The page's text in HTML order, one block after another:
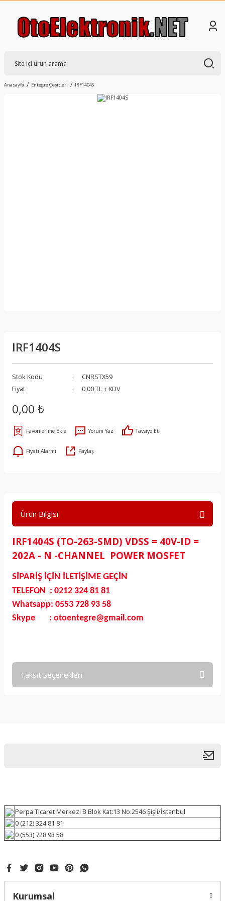
Anasayfa Entegre Çeşitleri IRF1404S
IRF1404S
Stok Kodu
CNRSTX59
Fiyat
0,00 TL + KDV
0,00 ₺
Yorum Yaz Tavsiye Et
Fiyatı Alarmı Paylaş
Ürün Bilgisi
IRF1404S (TO-263-SMD) VDSS = 40V-ID =
202A - N -CHANNEL POWER MOSFET
SİPARİŞ İÇİN İLETİŞİME GEÇİN
TELEFON : 0212 324 81 81
Whatsapp: 0553 728 93 58
Skype : otoentegre@gmail.com
Taksit Seçenekleri
Perpa Ticaret Merkezi B Blok Kat:13 No:2546 Şişli/İstanbul
0 (212) 324 81 81
0 (553) 728 93 58
Kurumsal